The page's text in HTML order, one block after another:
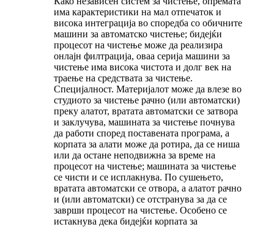
има карактеристики на мал отпечаток и
висока интеграција во споредба со обичните
машини за автоматско чистење; бидејќи
процесот на чистење може да реализира
онлајн филтрација, оваа серија машини за
чистење има висока чистота и долг век на
траење на средствата за чистење.
Специјалност. Материјалот може да влезе во
студиото за чистење рачно (или автоматски)
преку алатот, вратата автоматски се затвора
и заклучува, машината за чистење почнува
да работи според поставената програма, а
корпата за алати може да ротира, да се ниша
или да остане неподвижна за време на
процесот на чистење; машината за чистење
се чисти и се исплакнува. По сушењето,
вратата автоматски се отвора, а алатот рачно
и (или автоматски) се отстранува за да се
заврши процесот на чистење. Особено се
истакнува дека бидејќи корпата за